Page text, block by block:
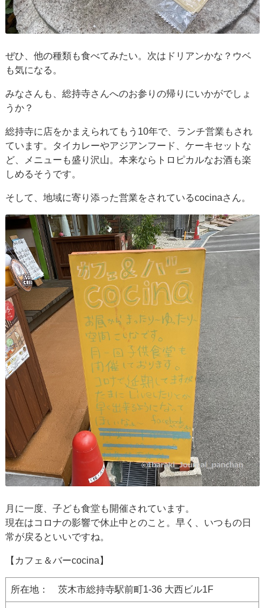
ぜひ、他の種類も食べてみたい。次はドリアンかな？ウベ
も気になる。
みなさんも、総持寺さんへのお参りの帰りにいかがでしょ
うか？
総持寺に店をかまえられてもう10年で、ランチ営業もされ
ています。タイカレーやアジアンフード、ケーキセットな
ど、メニューも盛り沢山。本来ならトロピカルなお酒も楽
しめるそうです。
そして、地域に寄り添った営業をされているcocinaさん。
月に一度、子ども食堂も開催されています。
現在はコロナの影響で休止中とのこと。早く、いつもの日
常が戻るといいですね。
【カフェ＆バーcocina】
所在地： 茨木市総持寺駅前町1-36 大西ビル1F